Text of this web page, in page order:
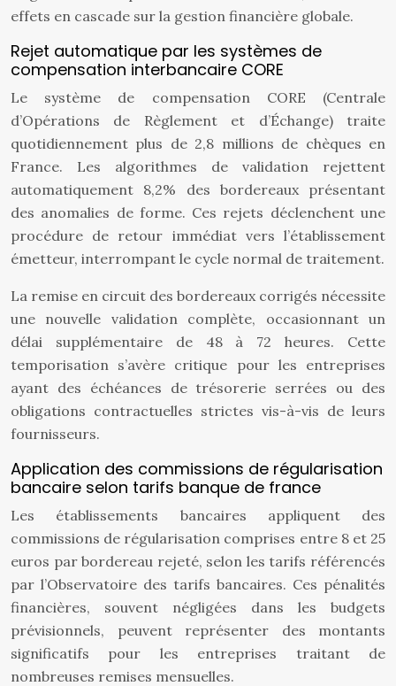
effets en cascade sur la gestion financière globale.
Rejet automatique par les systèmes de
compensation interbancaire CORE
Le système de compensation CORE (Centrale
d’Opérations de Règlement et d’Échange) traite
quotidiennement plus de 2,8 millions de chèques en
France. Les algorithmes de validation rejettent
automatiquement 8,2% des bordereaux présentant
des anomalies de forme. Ces rejets déclenchent une
procédure de retour immédiat vers l’établissement
émetteur, interrompant le cycle normal de traitement.
La remise en circuit des bordereaux corrigés nécessite
une nouvelle validation complète, occasionnant un
délai supplémentaire de 48 à 72 heures. Cette
temporisation s’avère critique pour les entreprises
ayant des échéances de trésorerie serrées ou des
obligations contractuelles strictes vis-à-vis de leurs
fournisseurs.
Application des commissions de régularisation
bancaire selon tarifs banque de france
Les établissements bancaires appliquent des
commissions de régularisation comprises entre 8 et 25
euros par bordereau rejeté, selon les tarifs référencés
par l’Observatoire des tarifs bancaires. Ces pénalités
financières, souvent négligées dans les budgets
prévisionnels, peuvent représenter des montants
significatifs pour les entreprises traitant de
nombreuses remises mensuelles.